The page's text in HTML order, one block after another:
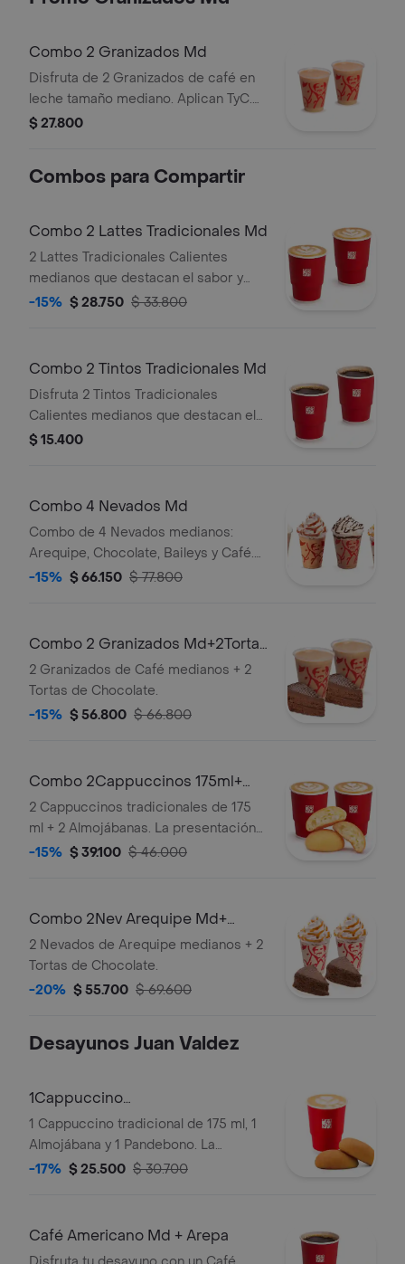
Combo 2 Granizados Md
Disfruta de 2 Granizados de café en
leche tamaño mediano. Aplican TyC.
Producto sujeto a disponibilidad en
$ 27.800
Combos para Compartir
Combo 2 Lattes Tradicionales Md
2 Lattes Tradicionales Calientes
medianos que destacan el sabor y
aroma del café Juan Valdez.
-15% $ 28.750 $ 33.800
Combo 2 Tintos Tradicionales Md
Disfruta 2 Tintos Tradicionales
Calientes medianos que destacan el
sabor y aroma del café Juan Valdez.
$ 15.400
Combo 4 Nevados Md
Combo de 4 Nevados medianos:
Arequipe, Chocolate, Baileys y Café.
El Nevado Baileys contiene licor.
-15% $ 66.150 $ 77.800
Combo 2 Granizados Md+2Tortas
Chocolate
2 Granizados de Café medianos + 2
Tortas de Chocolate.
-15% $ 56.800 $ 66.800
Combo 2Cappuccinos 175ml+
2Almojabanas
2 Cappuccinos tradicionales de 175
ml + 2 Almojábanas. La presentación
del Cappuccino puede variar
transporte para pedidos a domicilio.
-15% $ 39.100 $ 46.000
Combo 2Nev Arequipe Md+
2TortasChocolate
2 Nevados de Arequipe medianos + 2
Tortas de Chocolate.
-20% $ 55.700 $ 69.600
Desayunos Juan Valdez
1Cappuccino
175ml+1Almojabana+1Pandebono
1 Cappuccino tradicional de 175 ml, 1
Almojábana y 1 Pandebono. La
presentación del Cappuccino puede
durante el transporte para pedidos a
-17% $ 25.500 $ 30.700
Café Americano Md + Arepa